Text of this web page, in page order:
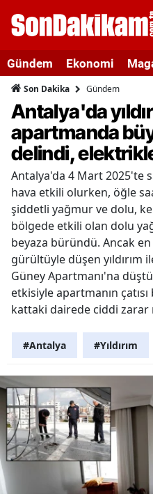
Gündem Ekonomi
Son Dakika Gündem
Antalya'da
apartmanda
delindi,
Antalya'da 4 Mart 2025'te
hava etkili olurken, öğle
şiddetli yağmur ve dolu,
bölgede etkili olan dolu
beyaza büründü. Ancak
gürültüyle düşen yıldırım
Güney Apartmanı'na
etkisiyle apartmanın
kattaki dairede ciddi zarar
#Antalya #Yıldırım